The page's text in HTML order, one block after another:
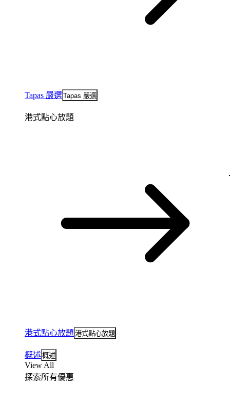
Tapas 嚴選Tapas 嚴選
港式點心放題
港式點心放題 港式點心放題
概述概述
View All
探索所有優惠